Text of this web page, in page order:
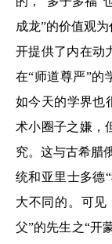
成龙”的价值观
开提供了内在动
在“师道尊严”的
如今天的学界也
术小圈子之嫌，
究。这与古希腊
统和亚里士多德
大不同的。可见
父”的先生之“开